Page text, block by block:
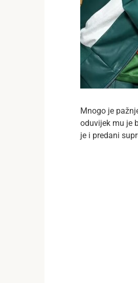
Mnogo je
oduvijek mu je
je i predani